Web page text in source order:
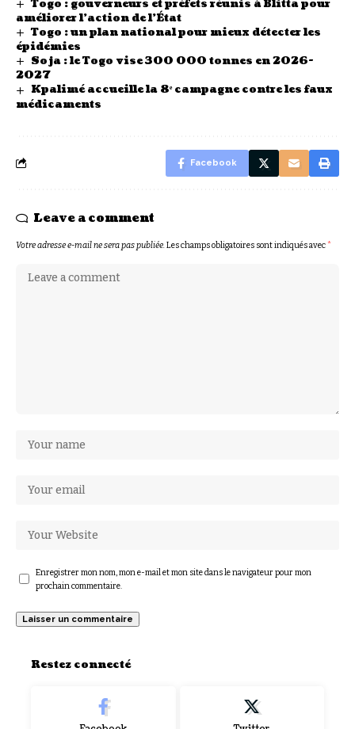
Togo : gouverneurs et préfets réunis à Blitta pour
améliorer l’action de l’État
Togo : un plan national pour mieux détecter les
épidémies
Soja : le Togo vise 300 000 tonnes en 2026-
2027
Kpalimé accueille la 8ᵉ campagne contre les faux
médicaments
Facebook
Leave a comment
Votre adresse e-mail ne sera pas publiée. Les champs obligatoires sont indiqués avec*
Enregistrer mon nom, mon e-mail et mon site dans le navigateur pour mon
prochain commentaire.
Restez connecté